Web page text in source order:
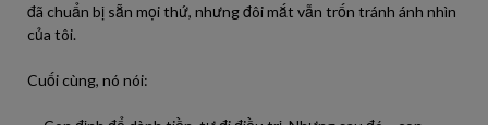
đã chuẩn bị sẵn mọi thứ, nhưng đôi mắt vẫn trốn tránh ánh nhìn
của tôi.
Cuối cùng, nó nói: